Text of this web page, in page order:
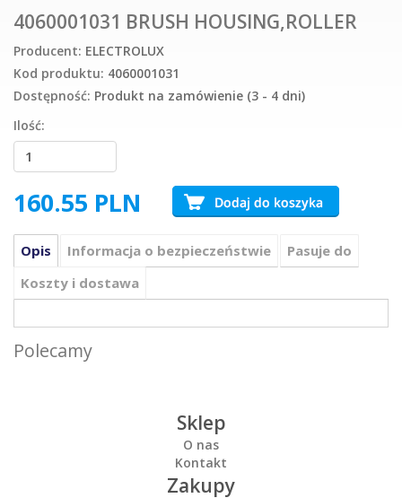
4060001031 BRUSH HOUSING,ROLLER
Producent: ELECTROLUX
Kod produktu: 4060001031
Dostępność: Produkt na zamówienie (3 - 4 dni)
Ilość:
160.55 PLN
Opis Informacja o bezpieczeństwie
Pasuje do
Koszty i dostawa
Polecamy
Sklep
O nas
Kontakt
Zakupy